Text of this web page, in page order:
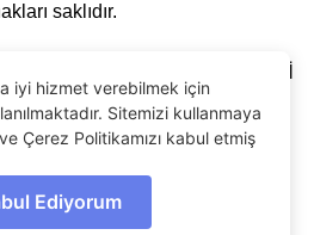
saklıdır.
you are looking for.
RAPID SCALA JANT MODELİ
tarafından geliştirildi.
iyi hizmet verebilmek için
Sitemizi kullanmaya
Çerez Politikamızı kabul etmiş
Ediyorum